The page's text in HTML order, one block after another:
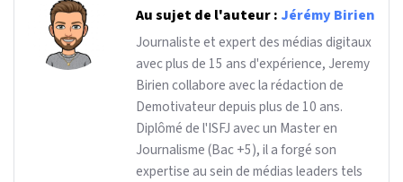
Au sujet de l'auteur : Jérémy Birien
Journaliste et expert des médias digitaux
avec plus de 15 ans d'expérience, Jeremy
Birien collabore avec la rédaction de
Demotivateur depuis plus de 10 ans.
Diplômé de l'ISFJ avec un Master en
Journalisme (Bac +5), il a forgé son
expertise au sein de médias leaders tels